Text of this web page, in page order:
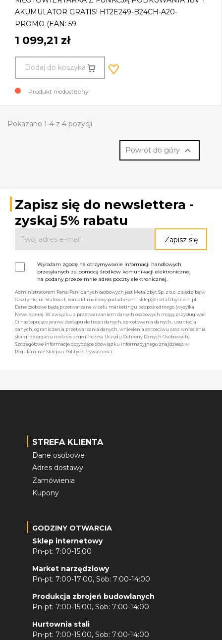
AKUMULATOR GRATIS! HT2E249-B24CH-A20-
PROMO (EAN: 59
1 099,21 zł
Dodaj do koszyka
Produkt niedostępny
Pokazano 1-4 z 4 pozycji
Powrót do góry 
Zapisz się do newslettera -
zyskaj 5% rabatu
Wyrażam zgodę na otrzymywanie informacji handlowych
przesyłanych za pomocą środków komunikacji elektronicznej
na podany przeze mnie adres poczty elektronicznej.
Administratorem Pana/Pani danych osobowych jest Metalzbyt Sp. z o.o. z siedzibą w
Olsztynie, ul. Stalowa 1, kontakt mailowy pod adresem: sklep@metalzbyt.com.pl.
Dane osobowe będą przetwarzane w celu marketingu bezpośredniego (wysyłka
Newslettera). W związku z przetwarzaniem danych osobowych mogą przysługiwać
Ci następujące prawa: dostępu do treści danych, sprostowania danych, usunięcia
danych, ograniczenia przetwarzania danych, wniesienia sprzeciwu oraz wniesienia
skargi do organu nadzorczego (Prezesa Urzędu Ochrony Danych Osobowych).
Szczegółowe informacje dotyczące obowiązku informacyjnego znajdziesz w
Regulaminie Sklepu i Polityce Prywatności.
STREFA KLIENTA
Dane osobowe
Adres dostawy
Zamówienia
Kupony
GODZINY OTWARCIA
Sklep internetowy
Pn-pt: 7:00-15:00
Market narzędziowy
Pn-pt: 7:00-17:00, Sob: 7:00-14:00
Produkcja zbrojeń budowlanych
Pn-pt: 7:00-15:00, Sob: 7:00-14:00
Hurtownia stali
Pn-pt: 7:00-15:00, Sob: 7:00-14:00